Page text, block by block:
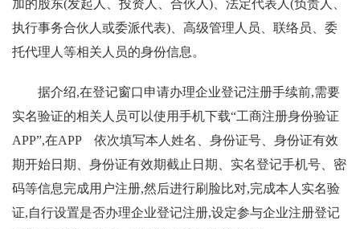
加的股东(发起人、投资人、合伙人)、法定代表人(负责人、
执行事务合伙人或委派代表)、高级管理人员、联络员、委
托代理人等相关人员的身份信息。
据介绍,在登记窗口申请办理企业登记注册手续前,需要
实名验证的相关人员可以使用手机下载“工商注册身份验证
APP”,在APP 依次填写本人姓名、身份证号、身份证有效
期开始日期、身份证有效期截止日期、实名登记手机号、密
码等信息完成用户注册,然后进行刷脸比对,完成本人实名验
证,自行设置是否办理企业登记注册,设定参与企业注册登记